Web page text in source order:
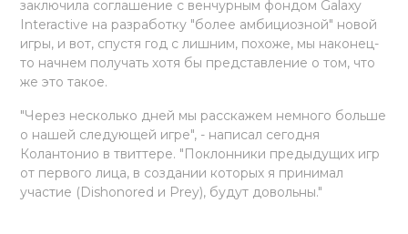
заключила соглашение с венчурным фондом Galaxy
Interactive на разработку "более амбициозной" новой
игры, и вот, спустя год с лишним, похоже, мы наконец-
то начнем получать хотя бы представление о том, что
же это такое.
"Через несколько дней мы расскажем немного больше
о нашей следующей игре", - написал сегодня
Колантонио в твиттере. "Поклонники предыдущих игр
от первого лица, в создании которых я принимал
участие (Dishonored и Prey), будут довольны."